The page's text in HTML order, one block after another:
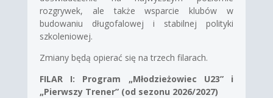
rozgrywek, ale także wsparcie klubów w
budowaniu długofalowej i stabilnej polityki
szkoleniowej.
Zmiany będą opierać się na trzech filarach.
FILAR I: Program „Młodzieżowiec U23” i
„Pierwszy Trener” (od sezonu 2026/2027)